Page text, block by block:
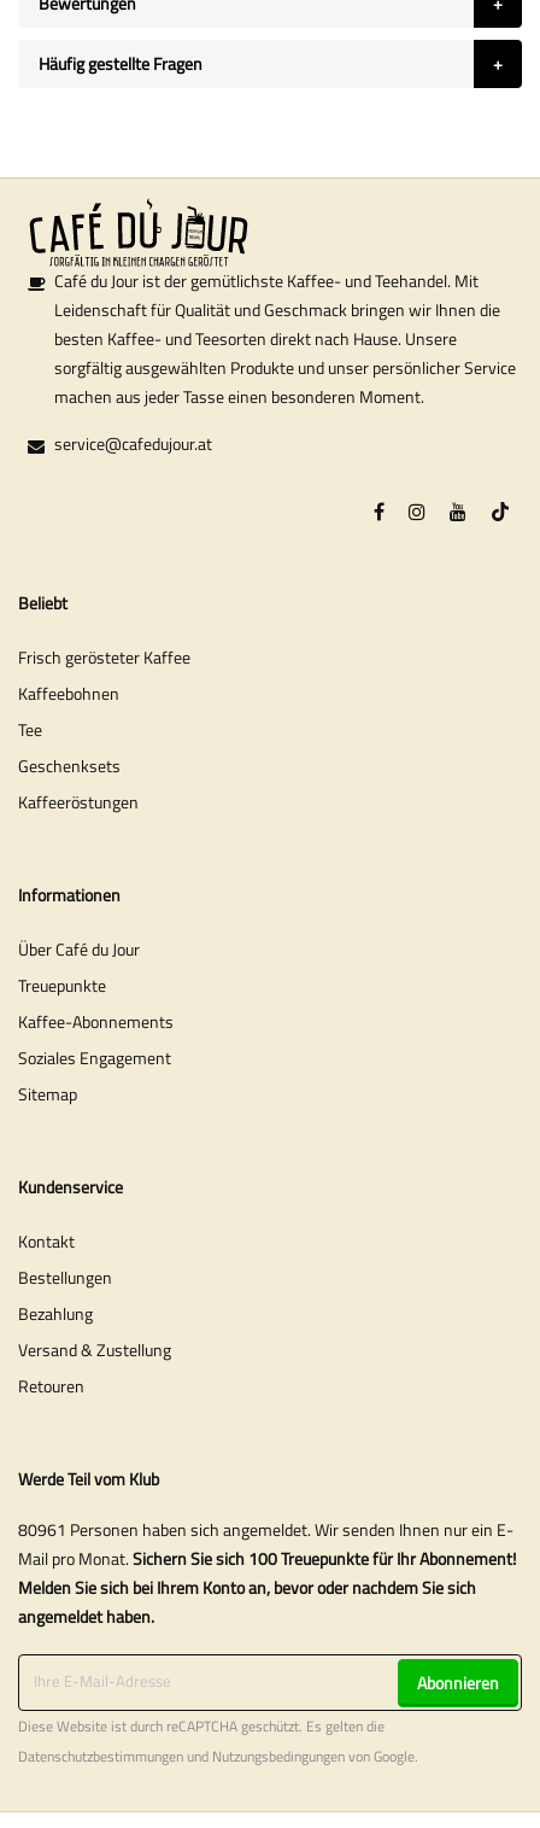
Häufig gestellte Fragen
Café du Jour ist der gemütlichste Kaffee- und Teehandel. Mit
Leidenschaft für Qualität und Geschmack bringen wir Ihnen die
besten Kaffee- und Teesorten direkt nach Hause. Unsere
sorgfältig ausgewählten Produkte und unser persönlicher Service
machen aus jeder Tasse einen besonderen Moment.
service@cafedujour.at
Beliebt
Frisch gerösteter Kaffee
Kaffeebohnen
Tee
Geschenksets
Kaffeeröstungen
Informationen
Über Café du Jour
Treuepunkte
Kaffee-Abonnements
Soziales Engagement
Sitemap
Kundenservice
Kontakt
Bestellungen
Bezahlung
Versand & Zustellung
Retouren
Werde Teil vom Klub
80961 Personen haben sich angemeldet. Wir senden Ihnen nur ein E-
Mail pro Monat.Sichern Sie sich 100 Treuepunkte für Ihr Abonnement!
Melden Sie sich bei Ihrem Konto an, bevor oder nachdem Sie sich
angemeldet haben.
Abonnieren
Diese Website ist durch reCAPTCHA geschützt. Es gelten die
Datenschutzbestimmungen und Nutzungsbedingungenvon Google.